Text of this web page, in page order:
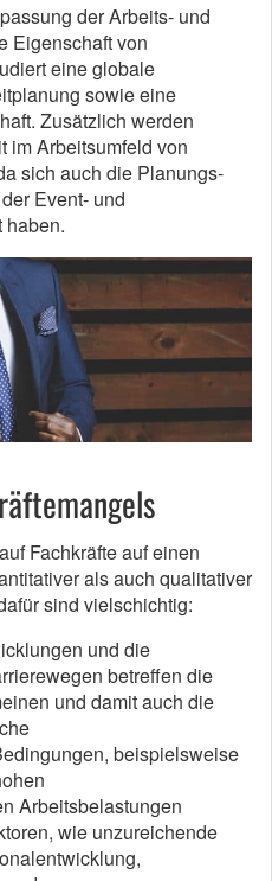
der Arbeits- und
Eigenschaft von
eine globale
sowie eine
Zusätzlich werden
im Arbeitsumfeld von
sich auch die Planungs-
Event- und
haben.
Fachkräfte auf einen
als auch qualitativer
sind vielschichtig:
und die
betreffen die
und damit auch die
beispielsweise
Arbeitsbelastungen
wie unzureichende